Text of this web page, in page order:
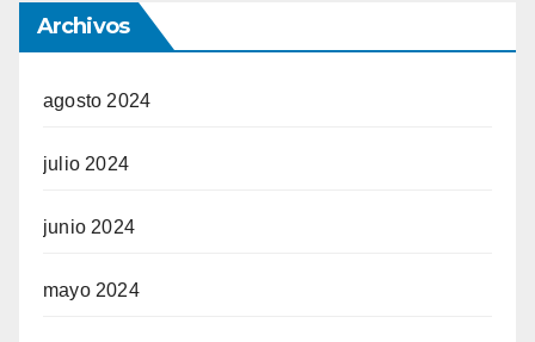
Archivos
agosto 2024
julio 2024
junio 2024
mayo 2024